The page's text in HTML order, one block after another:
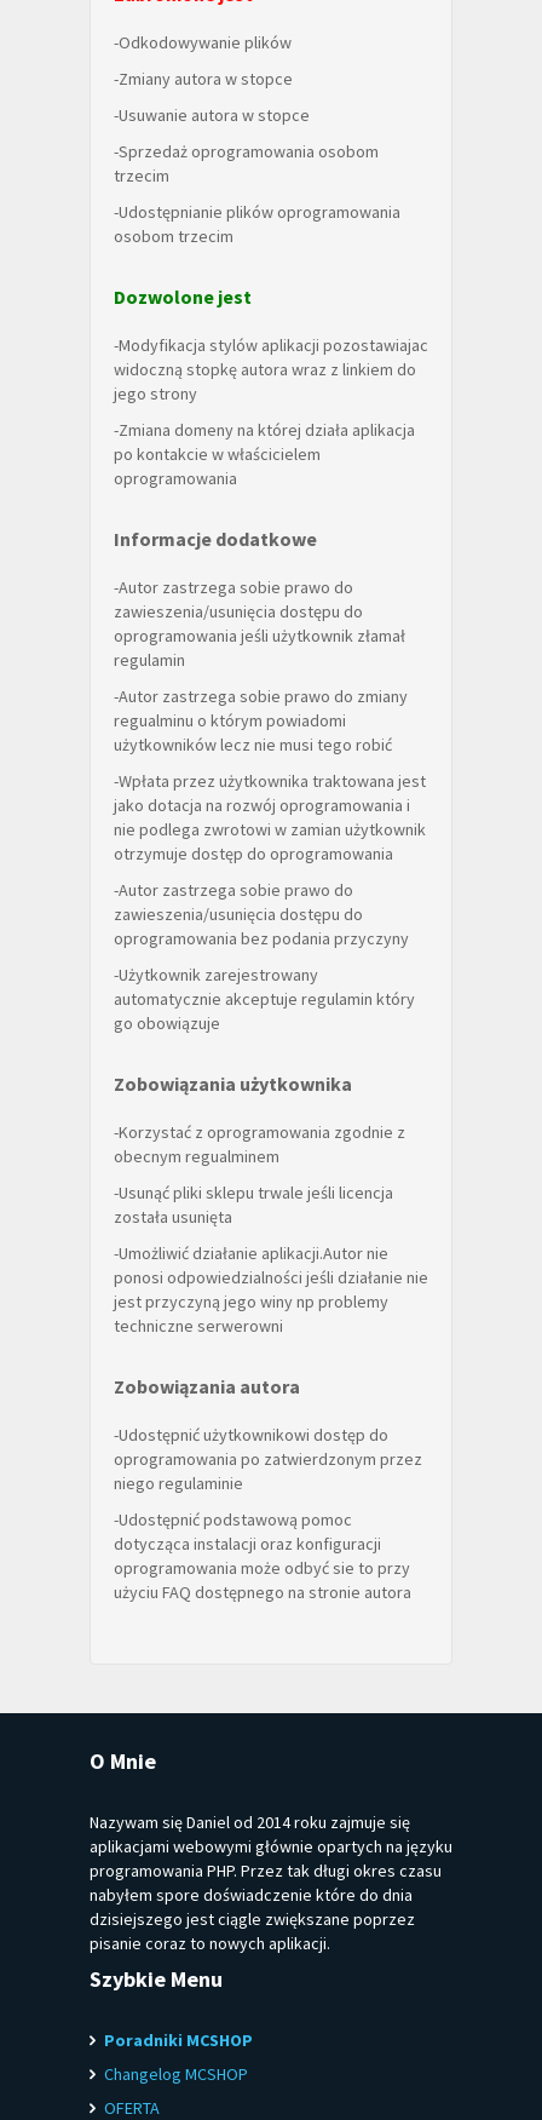
-Odkodowywanie plików
-Zmiany autora w stopce
-Usuwanie autora w stopce
-Sprzedaż oprogramowania osobom
trzecim
-Udostępnianie plików oprogramowania
osobom trzecim
Dozwolone jest
-Modyfikacja stylów aplikacji pozostawiajac
widoczną stopkę autora wraz z linkiem do
jego strony
-Zmiana domeny na której działa aplikacja
po kontakcie w właścicielem
oprogramowania
Informacje dodatkowe
-Autor zastrzega sobie prawo do
zawieszenia/usunięcia dostępu do
oprogramowania jeśli użytkownik złamał
regulamin
-Autor zastrzega sobie prawo do zmiany
regualminu o którym powiadomi
użytkowników lecz nie musi tego robić
-Wpłata przez użytkownika traktowana jest
jako dotacja na rozwój oprogramowania i
nie podlega zwrotowi w zamian użytkownik
otrzymuje dostęp do oprogramowania
-Autor zastrzega sobie prawo do
zawieszenia/usunięcia dostępu do
oprogramowania bez podania przyczyny
-Użytkownik zarejestrowany
automatycznie akceptuje regulamin który
go obowiązuje
Zobowiązania użytkownika
-Korzystać z oprogramowania zgodnie z
obecnym regualminem
-Usunąć pliki sklepu trwale jeśli licencja
została usunięta
-Umożliwić działanie aplikacji.Autor nie
ponosi odpowiedzialności jeśli działanie nie
jest przyczyną jego winy np problemy
techniczne serwerowni
Zobowiązania autora
-Udostępnić użytkownikowi dostęp do
oprogramowania po zatwierdzonym przez
niego regulaminie
-Udostępnić podstawową pomoc
dotycząca instalacji oraz konfiguracji
oprogramowania może odbyć sie to przy
użyciu FAQ dostępnego na stronie autora
O Mnie
Nazywam się Daniel od 2014 roku zajmuje się
aplikacjami webowymi głównie opartych na języku
programowania PHP. Przez tak długi okres czasu
nabyłem spore doświadczenie które do dnia
dzisiejszego jest ciągle zwiększane poprzez
pisanie coraz to nowych aplikacji.
Szybkie Menu
Poradniki MCSHOP
Changelog MCSHOP
OFERTA